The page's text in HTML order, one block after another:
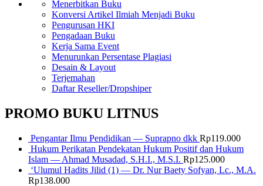
Menerbitkan Buku
Konversi Artikel Ilmiah Menjadi Buku
Pengurusan HKI
Pengadaan Buku
Kerja Sama Event
Menurunkan Persentase Plagiasi
Desain & Layout
Terjemahan
Daftar Reseller/Dropshiper
PROMO BUKU LITNUS
Pengantar Ilmu Pendidikan — Suprapno dkk Rp119.000
Hukum Perikatan Pendekatan Hukum Positif dan Hukum
Islam — Ahmad Musadad, S.H.I., M.S.I. Rp125.000
‘Ulumul Hadits Jilid (1) — Dr. Nur Baety Sofyan, Lc., M.A.
Rp138.000